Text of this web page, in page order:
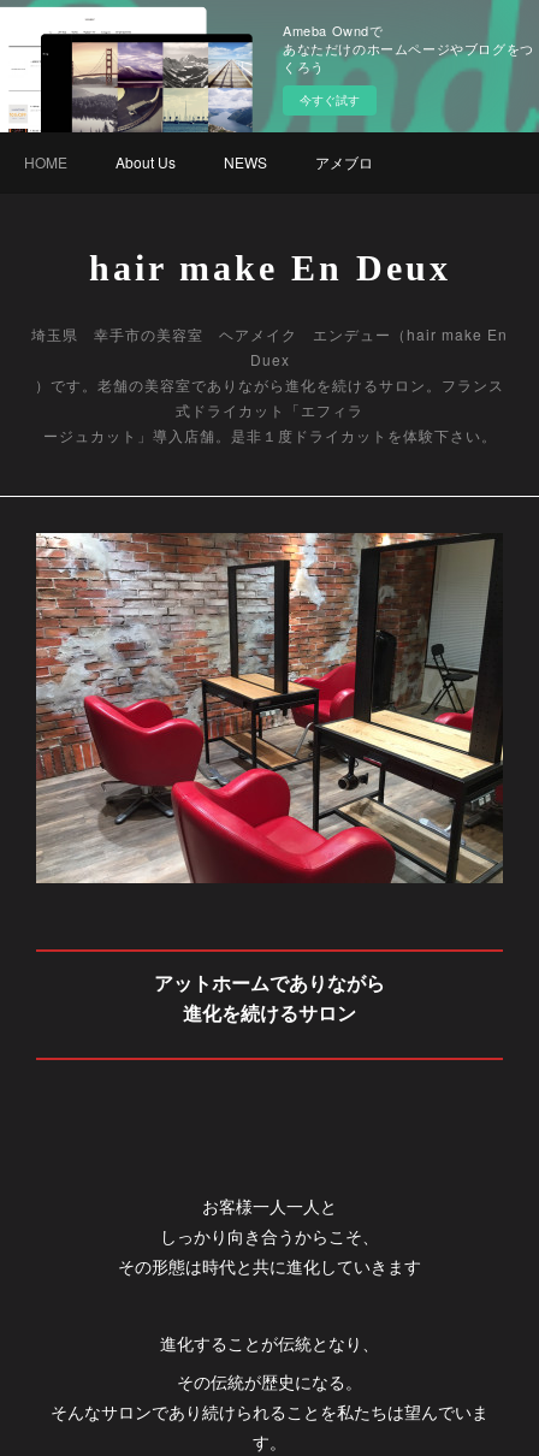
Ameba Owndで
あなただけのホームページやブログをつ
くろう
今すぐ試す
HOME About Us NEWS アメブロ
hair make En Deux
埼玉県 幸手市の美容室 ヘアメイク エンデュー（hair make En
Duex
）です。老舗の美容室でありながら進化を続けるサロン。フランス
式ドライカット「エフィラ
ージュカット」導入店舗。是非１度ドライカットを体験下さい。
アットホームでありながら
進化を続けるサロン
お客様一人一人と
しっかり向き合うからこそ、
その形態は時代と共に進化していきます
進化することが伝統となり、
その伝統が歴史になる。
そんなサロンであり続けられることを私たちは望んでいま
す。